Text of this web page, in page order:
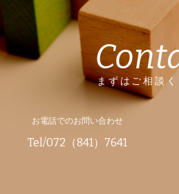
まずはご相談く
お電話でのお問い合わせ
Tel/072（841）7641